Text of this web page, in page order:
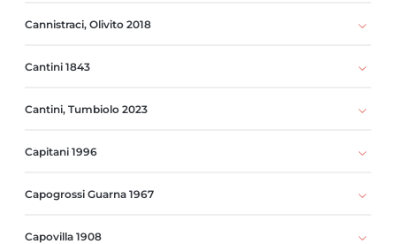
Cannistraci, Olivito 2018
Cantini 1843
Cantini, Tumbiolo 2023
Capitani 1996
Capogrossi Guarna 1967
Capovilla 1908